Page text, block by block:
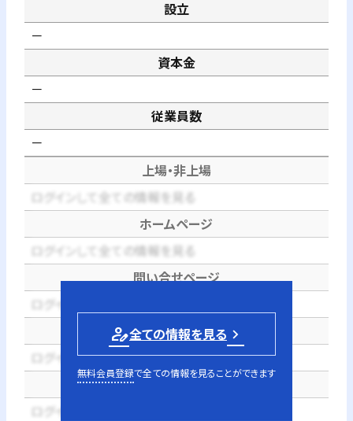
設立
－
資本金
－
従業員数
－
上場・非上場
ログインして全ての情報を見る
ホームページ
ログインして全ての情報を見る
問い合せページ
ログインして全ての情報を見る
電話番号
ログインして全ての情報を見る
代表者
ログインして全ての情報を見る
person_edit全ての情報を見る
無料会員登録で全ての情報を見ることができます